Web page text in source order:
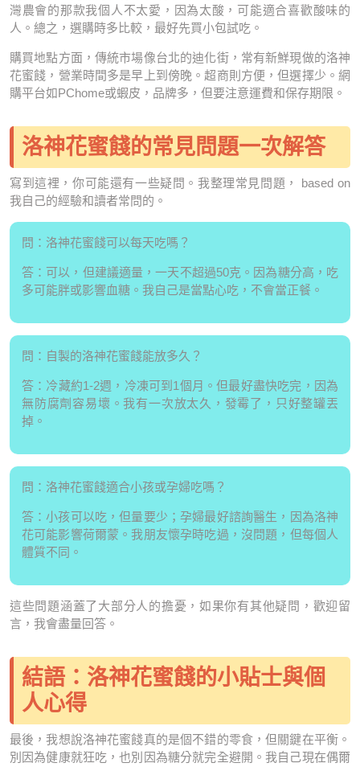
灣農會的那款我個人不太愛，因為太酸，可能適合喜歡酸味的
人。總之，選購時多比較，最好先買小包試吃。
購買地點方面，傳統市場像台北的迪化街，常有新鮮現做的洛神
花蜜餞，營業時間多是早上到傍晚。超商則方便，但選擇少。網
購平台如PChome或蝦皮，品牌多，但要注意運費和保存期限。
洛神花蜜餞的常見問題一次解答
寫到這裡，你可能還有一些疑問。我整理常見問題， based on
我自己的經驗和讀者常問的。
問：洛神花蜜餞可以每天吃嗎？
答：可以，但建議適量，一天不超過50克。因為糖分高，吃
多可能胖或影響血糖。我自己是當點心吃，不會當正餐。
問：自製的洛神花蜜餞能放多久？
答：冷藏約1-2週，冷凍可到1個月。但最好盡快吃完，因為
無防腐劑容易壞。我有一次放太久，發霉了，只好整罐丟
掉。
問：洛神花蜜餞適合小孩或孕婦吃嗎？
答：小孩可以吃，但量要少；孕婦最好諮詢醫生，因為洛神
花可能影響荷爾蒙。我朋友懷孕時吃過，沒問題，但每個人
體質不同。
這些問題涵蓋了大部分人的擔憂，如果你有其他疑問，歡迎留
言，我會盡量回答。
結語：洛神花蜜餞的小貼士與個
人心得
最後，我想說洛神花蜜餞真的是個不錯的零食，但關鍵在平衡。
別因為健康就狂吃，也別因為糖分就完全避開。我自己現在偶爾